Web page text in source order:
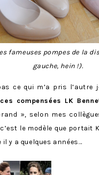
fameuses pompes de la
gauche, hein !).
ce qui m’a pris l’autre
compensées LK
», selon mes
le modèle que portait
il y a quelques années…